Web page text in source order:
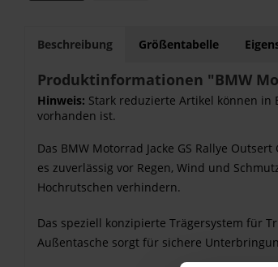
Beschreibung Größentabelle
Produktinformationen "BMW
Hinweis: Stark reduzierte Artikel können in
vorhanden ist.
Das BMW Motorrad Jacke GS Rallye
es zuverlässig vor Regen, Wind und
Hochrutschen verhindern.
Das speziell konzipierte Trägersystem für
Außentasche sorgt für sichere